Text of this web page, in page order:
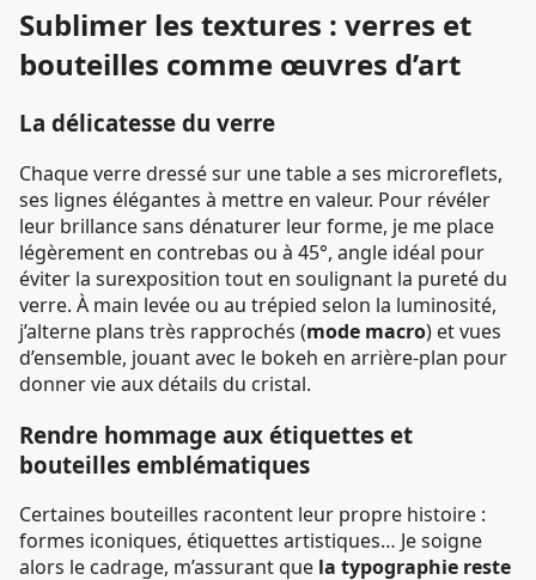
Sublimer les textures : verres et
bouteilles comme œuvres d’art
La délicatesse du verre
Chaque verre dressé sur une table a ses microreflets,
ses lignes élégantes à mettre en valeur. Pour révéler
leur brillance sans dénaturer leur forme, je me place
légèrement en contrebas ou à 45°, angle idéal pour
éviter la surexposition tout en soulignant la pureté du
verre. À main levée ou au trépied selon la luminosité,
j’alterne plans très rapprochés (mode macro) et vues
d’ensemble, jouant avec le bokeh en arrière-plan pour
donner vie aux détails du cristal.
Rendre hommage aux étiquettes et
bouteilles emblématiques
Certaines bouteilles racontent leur propre histoire :
formes iconiques, étiquettes artistiques… Je soigne
alors le cadrage, m’assurant que la typographie reste